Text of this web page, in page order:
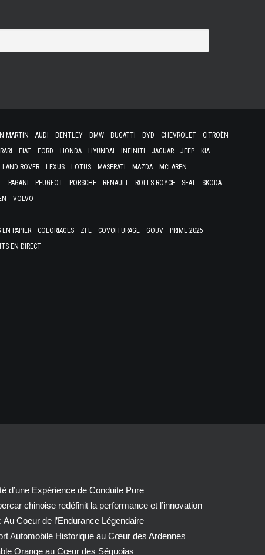
MARTIN AUDI BENTLEY BMW BUGATTI BYD CHEVROLET
CITROËN
FIAT FORD HONDA HYUNDAI INFINITI JAGUAR JEEP
KIA
LAND ROVER LEXUS LOTUS MASERATI MAZDA
MCLAREN
PAGANI PEUGEOT PORSCHE RENAULT ROLLS-ROYCE SEAT
SKODA
VOLVO
PAPIER COLORIAGES ZFE COVOITURAGE GOUV
PRIME 2025
EN DIRECT
d’une Expérience de Conduite Pure
chinoise redéfinit la performance et l’innovation
Coeur de l’Endurance Légendaire
Automobile Historique au Cœur des Ardennes
Orange au Cœur des Séquoias